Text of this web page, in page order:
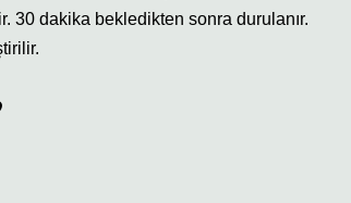
30 dakika bekledikten sonra durulanır.